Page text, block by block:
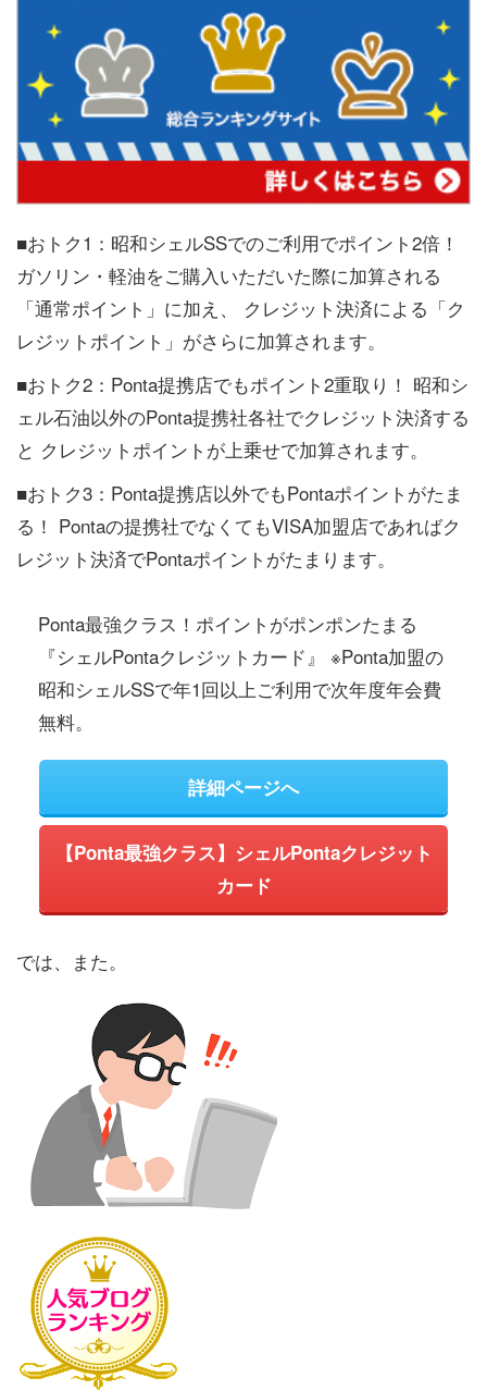
■おトク1：昭和シェルSSでのご利用でポイント2倍！
ガソリン・軽油をご購入いただいた際に加算される
「通常ポイント」に加え、 クレジット決済による「ク
レジットポイント」がさらに加算されます。
■おトク2：Ponta提携店でもポイント2重取り！ 昭和シ
ェル石油以外のPonta提携社各社でクレジット決済する
と クレジットポイントが上乗せで加算されます。
■おトク3：Ponta提携店以外でもPontaポイントがたま
る！ Pontaの提携社でなくてもVISA加盟店であればク
レジット決済でPontaポイントがたまります。
Ponta最強クラス！ポイントがポンポンたまる
『シェルPontaクレジットカード』 ※Ponta加盟の
昭和シェルSSで年1回以上ご利用で次年度年会費
無料。
詳細ページへ
【Ponta最強クラス】シェルPontaクレジット
カード
では、また。